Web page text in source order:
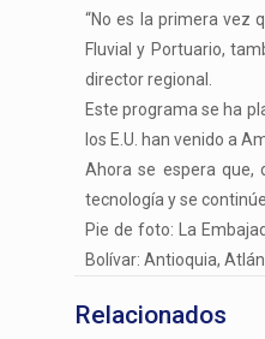
“No es la primera vez
Fluvial y Portuario,
director regional.
Este programa se ha
los E.U. han venido a
Ahora se espera que,
tecnología y se
Pie de foto: La
Bolívar: Antioquia,
Relacionados